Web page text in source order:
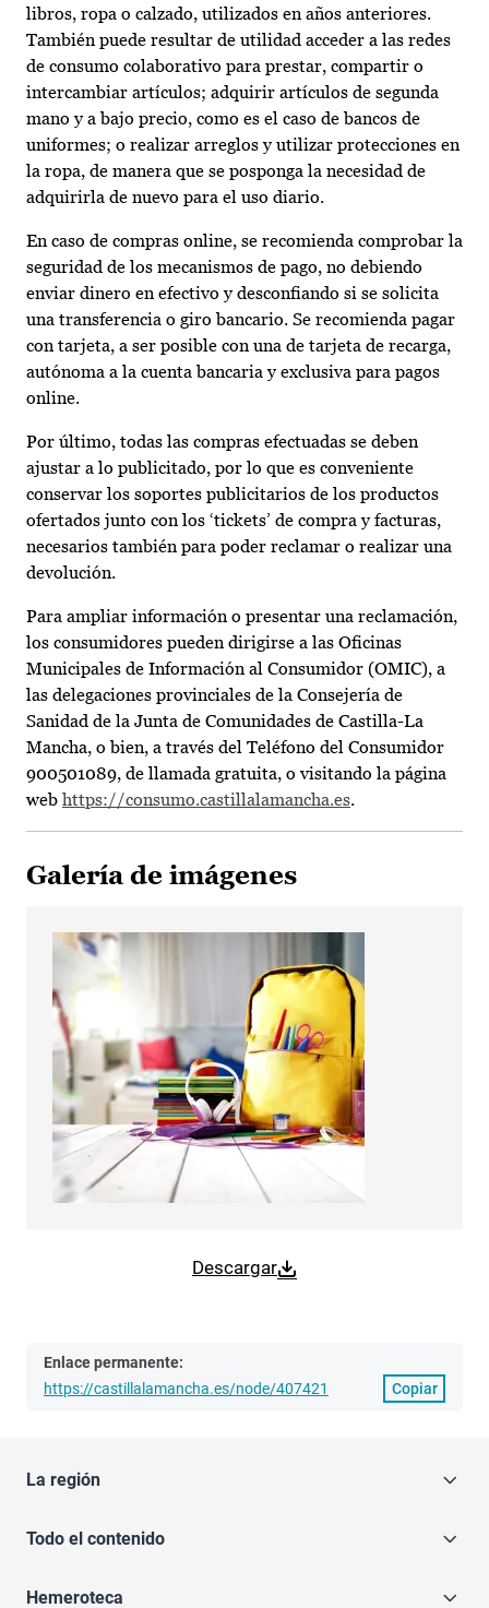
libros, ropa o calzado, utilizados en años anteriores.
También puede resultar de utilidad acceder a las redes
de consumo colaborativo para prestar, compartir o
intercambiar artículos; adquirir artículos de segunda
mano y a bajo precio, como es el caso de bancos de
uniformes; o realizar arreglos y utilizar protecciones en
la ropa, de manera que se posponga la necesidad de
adquirirla de nuevo para el uso diario.
En caso de compras online, se recomienda comprobar la
seguridad de los mecanismos de pago, no debiendo
enviar dinero en efectivo y desconfiando si se solicita
una transferencia o giro bancario. Se recomienda pagar
con tarjeta, a ser posible con una de tarjeta de recarga,
autónoma a la cuenta bancaria y exclusiva para pagos
online.
Por último, todas las compras efectuadas se deben
ajustar a lo publicitado, por lo que es conveniente
conservar los soportes publicitarios de los productos
ofertados junto con los ‘tickets’ de compra y facturas,
necesarios también para poder reclamar o realizar una
devolución.
Para ampliar información o presentar una reclamación,
los consumidores pueden dirigirse a las Oficinas
Municipales de Información al Consumidor (OMIC), a
las delegaciones provinciales de la Consejería de
Sanidad de la Junta de Comunidades de Castilla-La
Mancha, o bien, a través del Teléfono del Consumidor
900501089, de llamada gratuita, o visitando la página
web https://consumo.castillalamancha.es.
Galería de imágenes
Descargar
Enlace permanente:
https://castillalamancha.es/node/407421
Copiar
La región
Todo el contenido
Hemeroteca